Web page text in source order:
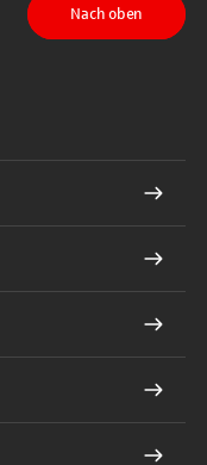
LinkedIn
Nach oben